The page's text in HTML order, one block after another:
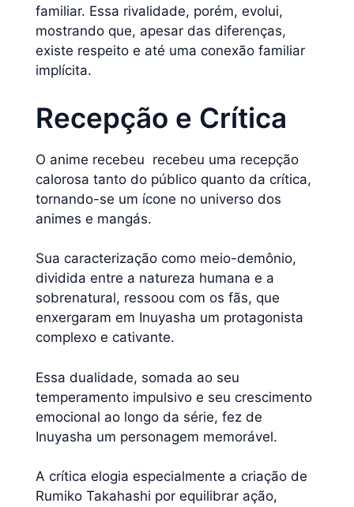
familiar. Essa rivalidade, porém, evolui,
mostrando que, apesar das diferenças,
existe respeito e até uma conexão familiar
implícita.
Recepção e Crítica
O anime recebeu recebeu uma recepção
calorosa tanto do público quanto da crítica,
tornando-se um ícone no universo dos
animes e mangás.
Sua caracterização como meio-demônio,
dividida entre a natureza humana e a
sobrenatural, ressoou com os fãs, que
enxergaram em Inuyasha um protagonista
complexo e cativante.
Essa dualidade, somada ao seu
temperamento impulsivo e seu crescimento
emocional ao longo da série, fez de
Inuyasha um personagem memorável.
A crítica elogia especialmente a criação de
Rumiko Takahashi por equilibrar ação,